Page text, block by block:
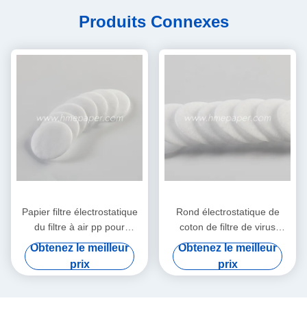
Produits Connexes
Papier filtre électrostatique
du filtre à air pp pour
HME/HMEF
Obtenez le meilleur
prix
Rond électrostatique de
coton de filtre de virus
bactérien de HME HMEF
Obtenez le meilleur
prix